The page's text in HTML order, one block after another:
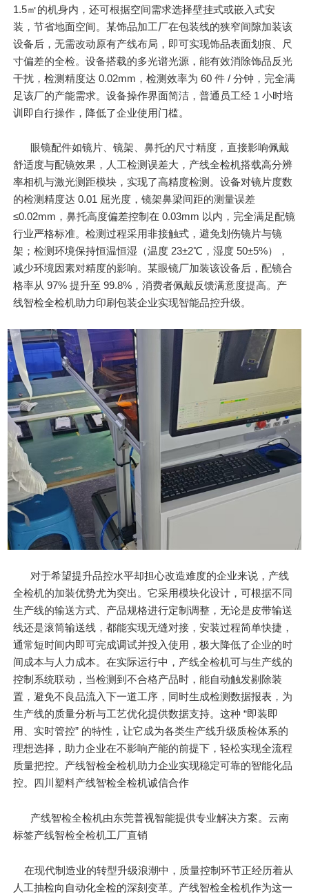
1.5㎡的机身内，还可根据空间需求选择壁挂式或嵌入式安
装，节省地面空间。某饰品加工厂在包装线的狭窄间隙加装该
设备后，无需改动原有产线布局，即可实现饰品表面划痕、尺
寸偏差的全检。设备搭载的多光谱光源，能有效消除饰品反光
干扰，检测精度达 0.02mm，检测效率为 60 件 / 分钟，完全满
足该厂的产能需求。设备操作界面简洁，普通员工经 1 小时培
训即自行操作，降低了企业使用门槛。
眼镜配件如镜片、镜架、鼻托的尺寸精度，直接影响佩戴
舒适度与配镜效果，人工检测误差大，产线全检机搭载高分辨
率相机与激光测距模块，实现了高精度检测。设备对镜片度数
的检测精度达 0.01 屈光度，镜架鼻梁间距的测量误差
≤0.02mm，鼻托高度偏差控制在 0.03mm 以内，完全满足配镜
行业严格标准。检测过程采用非接触式，避免划伤镜片与镜
架；检测环境保持恒温恒湿（温度 23±2℃，湿度 50±5%），
减少环境因素对精度的影响。某眼镜厂加装该设备后，配镜合
格率从 97% 提升至 99.8%，消费者佩戴反馈满意度提高。产
线智检全检机助力印刷包装企业实现智能品控升级。
对于希望提升品控水平却担心改造难度的企业来说，产线
全检机的加装优势尤为突出。它采用模块化设计，可根据不同
生产线的输送方式、产品规格进行定制调整，无论是皮带输送
线还是滚筒输送线，都能实现无缝对接，安装过程简单快捷，
通常短时间内即可完成调试并投入使用，极大降低了企业的时
间成本与人力成本。在实际运行中，产线全检机可与生产线的
控制系统联动，当检测到不合格产品时，能自动触发剔除装
置，避免不良品流入下一道工序，同时生成检测数据报表，为
生产线的质量分析与工艺优化提供数据支持。这种 “即装即
用、实时管控” 的特性，让它成为各类生产线升级质检体系的
理想选择，助力企业在不影响产能的前提下，轻松实现全流程
质量把控。产线智检全检机助力企业实现稳定可靠的智能化品
控。四川塑料产线智检全检机诚信合作
产线智检全检机由东莞普视智能提供专业解决方案。云南
标签产线智检全检机工厂直销
在现代制造业的转型升级浪潮中，质量控制环节正经历着从
人工抽检向自动化全检的深刻变革。产线智检全检机作为这一